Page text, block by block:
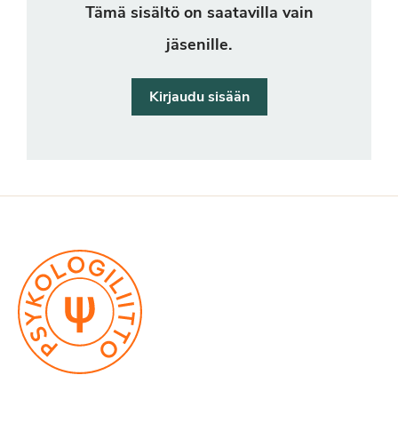
Tämä sisältö on saatavilla vain
jäsenille.
Kirjaudu sisään